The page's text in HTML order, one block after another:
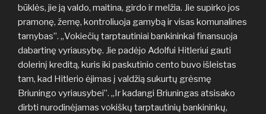
būklės, jie ją valdo, maitina, girdo ir melžia. Jie supirko jos
pramonę, žemę, kontroliuoja gamybą ir visas komunalines
tarnybas”. „Vokiečių tarptautiniai bankininkai finansuoja
dabartinę vyriausybę. Jie padėjo Adolfui Hitleriui gauti
dolerinį kreditą, kuris iki paskutinio cento buvo išleistas
tam, kad Hitlerio ėjimas į valdžią sukurtų grėsmę
Briuningo vyriausybei”. „Ir kadangi Briuningas atsisako
dirbti nurodinėjamas vokiškų tarptautinių bankininkų,